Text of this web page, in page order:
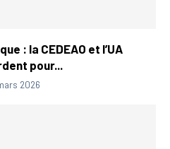
: la CEDEAO et l’UA
pour...
2026